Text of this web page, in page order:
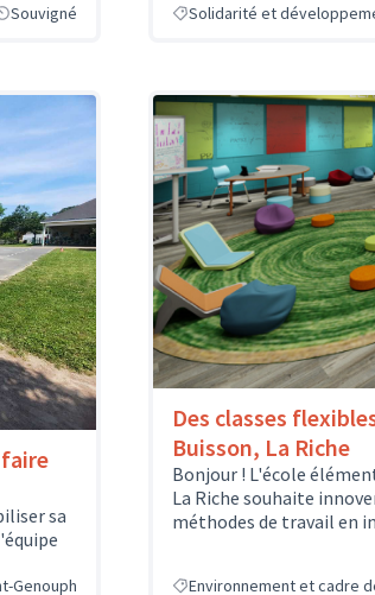
Souvigné Solidarité et
sa
Genouph
Des classes
Buisson, La Riche
Bonjour ! L'école
La Riche souhaite
méthodes de travail en
Environnement et cadre